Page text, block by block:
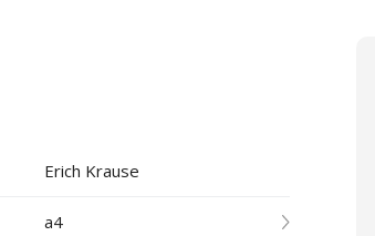
Erich Krause
a4